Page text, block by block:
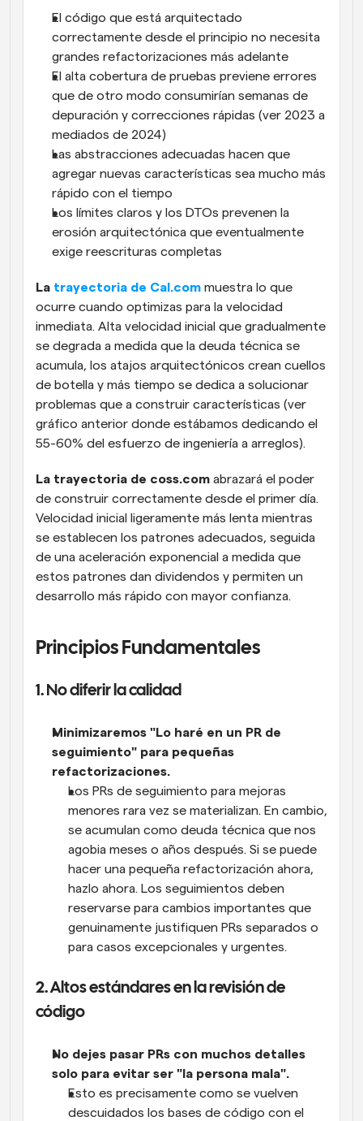
El código que está arquitectado
correctamente desde el principio no necesita
grandes refactorizaciones más adelante
El alta cobertura de pruebas previene errores
que de otro modo consumirían semanas de
depuración y correcciones rápidas (ver 2023 a
mediados de 2024)
Las abstracciones adecuadas hacen que
agregar nuevas características sea mucho más
rápido con el tiempo
Los límites claros y los DTOs prevenen la
erosión arquitectónica que eventualmente
exige reescrituras completas
La trayectoria de Cal.com muestra lo que
ocurre cuando optimizas para la velocidad
inmediata. Alta velocidad inicial que gradualmente
se degrada a medida que la deuda técnica se
acumula, los atajos arquitectónicos crean cuellos
de botella y más tiempo se dedica a solucionar
problemas que a construir características (ver
gráfico anterior donde estábamos dedicando el
55-60% del esfuerzo de ingeniería a arreglos).
La trayectoria de coss.com abrazará el poder
de construir correctamente desde el primer día.
Velocidad inicial ligeramente más lenta mientras
se establecen los patrones adecuados, seguida
de una aceleración exponencial a medida que
estos patrones dan dividendos y permiten un
desarrollo más rápido con mayor confianza.
Principios Fundamentales
1. No diferir la calidad
Minimizaremos "Lo haré en un PR de
seguimiento" para pequeñas
refactorizaciones.
Los PRs de seguimiento para mejoras
menores rara vez se materializan. En cambio,
se acumulan como deuda técnica que nos
agobia meses o años después. Si se puede
hacer una pequeña refactorización ahora,
hazlo ahora. Los seguimientos deben
reservarse para cambios importantes que
genuinamente justifiquen PRs separados o
para casos excepcionales y urgentes.
2. Altos estándares en la revisión de
código
No dejes pasar PRs con muchos detalles
solo para evitar ser "la persona mala".
Esto es precisamente como se vuelven
descuidados los bases de código con el